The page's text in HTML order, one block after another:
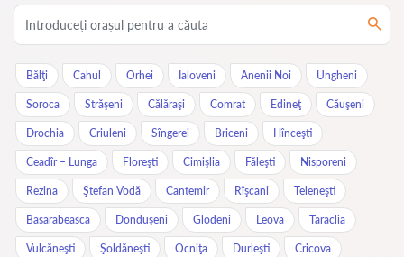
Bălţi Cahul Orhei Ialoveni Anenii Noi Ungheni
Soroca Străşeni Călăraşi Comrat Edineţ Căuşeni
Drochia Criuleni Sîngerei Briceni Hînceşti
Ceadîr – Lunga Floreşti Cimişlia Făleşti Nisporeni
Rezina Ştefan Vodă Cantemir Rîşcani Teleneşti
Basarabeasca Donduşeni Glodeni Leova Taraclia
Vulcăneşti Şoldăneşti Ocniţa Durleşti Cricova